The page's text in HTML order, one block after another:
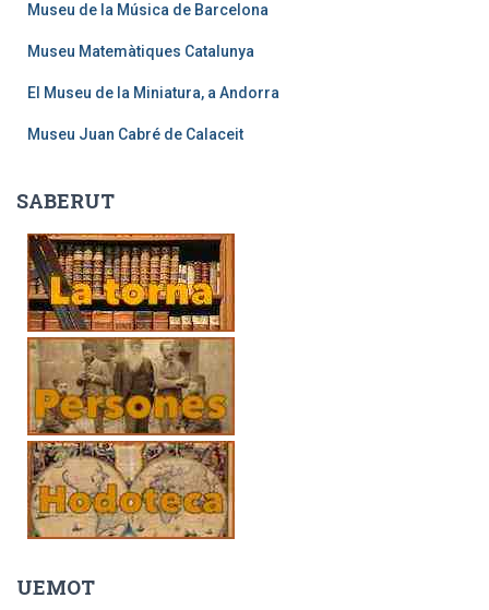
Museu de la Música de Barcelona
Museu Matemàtiques Catalunya
El Museu de la Miniatura, a Andorra
Museu Juan Cabré de Calaceit
SABERUT
UEMOT